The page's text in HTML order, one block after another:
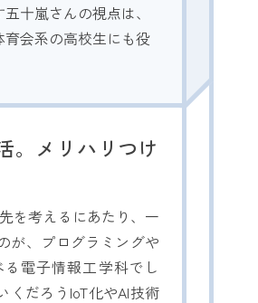
十嵐さんの視点は、
会系の高校生にも役
。メリハリつけ
を考えるにあたり、一
が、プログラミングや
電子情報工学科でし
くだろうIoT化やAI技術